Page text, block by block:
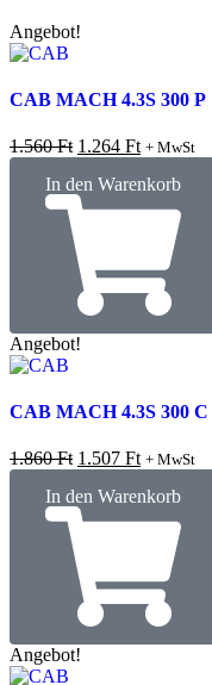
Angebot!
CAB MACH 4.3S 300 P
1.560Ft 1.264 Ft + MwSt
In den Warenkorb
Angebot!
CAB MACH 4.3S 300 C
1.860Ft 1.507 Ft + MwSt
In den Warenkorb
Angebot!